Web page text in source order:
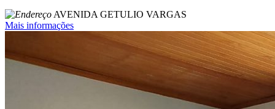
AVENIDA GETULIO VARGAS
Mais informações